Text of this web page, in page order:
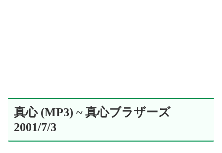
真心 (MP3) ~ 真心ブラザーズ
2001/7/3